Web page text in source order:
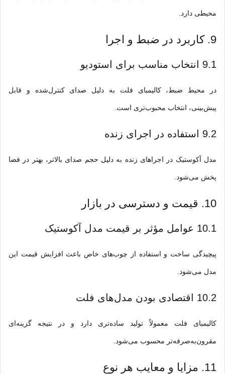
محیطی دارد.
9. کاربرد در ضبط و اجرا
9.1 انتخاب مناسب برای استودیو
در محیط ضبط، کالیمبای فلت به دلیل صدای کنترل‌شده و قابل
پیش‌بینی، انتخاب محبوب‌تری است.
9.2 استفاده در اجرای زنده
مدل آکوستیک در اجراهای زنده به دلیل حجم صدای بالاتر، بهتر در فضا
پخش می‌شود.
10. قیمت و دسترسی در بازار
10.1 عوامل مؤثر بر قیمت مدل آکوستیک
پیچیدگی ساخت و استفاده از چوب‌های خاص باعث افزایش قیمت این
مدل می‌شود.
10.2 اقتصادی بودن مدل‌های فلت
کالیمبای فلت معمولاً تولید ساده‌تری دارد و در نتیجه گزینه‌ای
مقرون‌به‌صرفه‌تر محسوب می‌شود.
11. مزایا و معایب هر نوع